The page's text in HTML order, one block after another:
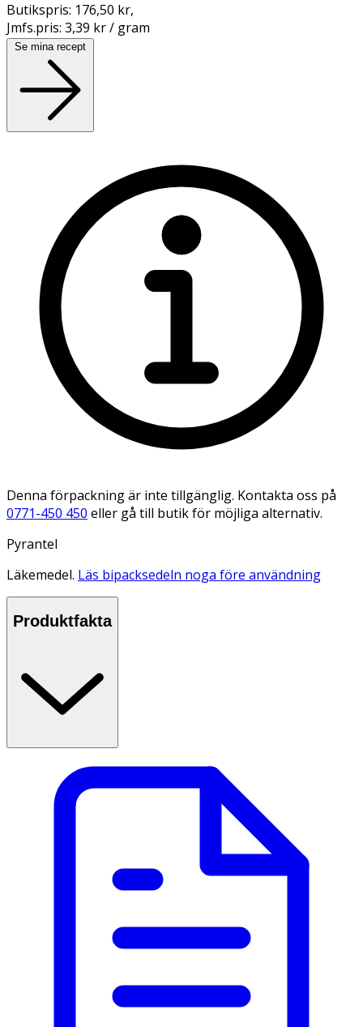
Butikspris: 176,50 kr,
Jmfs.pris: 3,39 kr / gram
Se mina recept
Denna förpackning är inte tillgänglig. Kontakta oss på
0771-450 450 eller gå till butik för möjliga alternativ.
Pyrantel
Läkemedel. Läs bipacksedeln noga före användning
Produktfakta